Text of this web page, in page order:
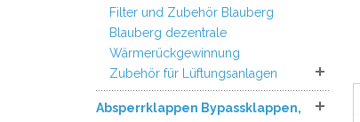
Filter und Zubehör Blauberg
Blauberg dezentrale
Wärmerückgewinnung
Zubehör für Lüftungsanlagen
Absperrklappen Bypassklappen,